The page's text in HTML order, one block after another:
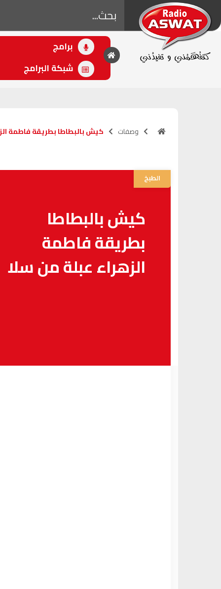
برامج
شبكة البرامج
• اللاحق
أهل الفن
(20:00 - 21:00)
وصفات كيش بالبطاطا بطريقة فاطمة
الطبخ
كيش بالبطاطا
بطريقة فاطمة
الزهراء عبلة من سلا